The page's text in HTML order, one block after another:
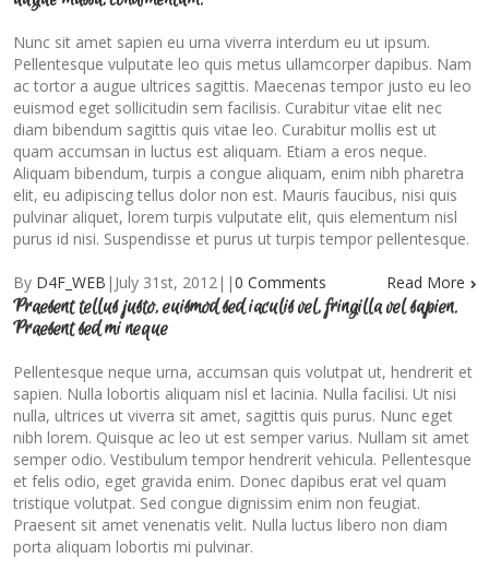
Nunc sit amet sapien eu urna viverra interdum eu ut ipsum.
Pellentesque vulputate leo quis metus ullamcorper dapibus. Nam
ac tortor a augue ultrices sagittis. Maecenas tempor justo eu leo
euismod eget sollicitudin sem facilisis. Curabitur vitae elit nec
diam bibendum sagittis quis vitae leo. Curabitur mollis est ut
quam accumsan in luctus est aliquam. Etiam a eros neque.
Aliquam bibendum, turpis a congue aliquam, enim nibh pharetra
elit, eu adipiscing tellus dolor non est. Mauris faucibus, nisi quis
pulvinar aliquet, lorem turpis vulputate elit, quis elementum nisl
purus id nisi. Suspendisse et purus ut turpis tempor pellentesque.
By D4F_WEB | July 31st, 2012| |0 Comments Read More
Praesent tellus justo, euismod sed iaculis vel, fringilla vel sapien.
Praesent sed mi neque
Pellentesque neque urna, accumsan quis volutpat ut, hendrerit et
sapien. Nulla lobortis aliquam nisl et lacinia. Nulla facilisi. Ut nisi
nulla, ultrices ut viverra sit amet, sagittis quis purus. Nunc eget
nibh lorem. Quisque ac leo ut est semper varius. Nullam sit amet
semper odio. Vestibulum tempor hendrerit vehicula. Pellentesque
et felis odio, eget gravida enim. Donec dapibus erat vel quam
tristique volutpat. Sed congue dignissim enim non feugiat.
Praesent sit amet venenatis velit. Nulla luctus libero non diam
porta aliquam lobortis mi pulvinar.